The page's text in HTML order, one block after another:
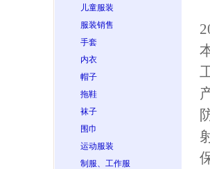
儿童服装
服装销售
手套
内衣
帽子
拖鞋
袜子
围巾
运动服装
制服、工作服